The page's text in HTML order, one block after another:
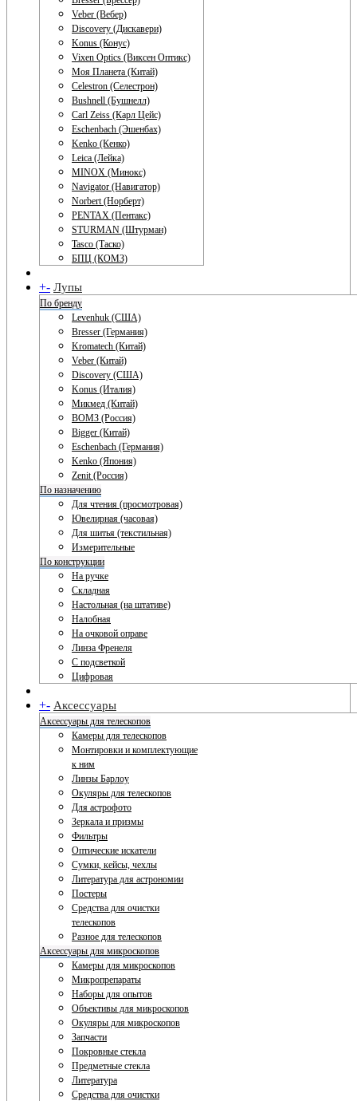
Veber (Вебер)
Discovery (Дискавери)
Konus (Конус)
Vixen Optics (Виксен Оптикс)
Моя Планета (Китай)
Celestron (Селестрон)
Bushnell (Бушнелл)
Carl Zeiss (Карл Цейс)
Eschenbach (Эшенбах)
Kenko (Кенко)
Leica (Лейка)
MINOX (Минокс)
Navigator (Навигатор)
Norbert (Норберт)
PENTAX (Пентакс)
STURMAN (Штурман)
Tasco (Таско)
БПЦ (КОМЗ)
+- Лупы
По бренду
Levenhuk (США)
Bresser (Германия)
Kromatech (Китай)
Veber (Китай)
Discovery (США)
Konus (Италия)
Микмед (Китай)
ВОМЗ (Россия)
Bigger (Китай)
Eschenbach (Германия)
Kenko (Япония)
Zenit (Россия)
По назначению
Для чтения (просмотровая)
Ювелирная (часовая)
Для шитья (текстильная)
Измерительные
По конструкции
На ручке
Складная
Настольная (на штативе)
Налобная
На очковой оправе
Линза Френеля
С подсветкой
Цифровая
+- Аксессуары
Аксессуары для телескопов
Камеры для телескопов
Монтировки и комплектующие
к ним
Линзы Барлоу
Окуляры для телескопов
Для астрофото
Зеркала и призмы
Фильтры
Оптические искатели
Сумки, кейсы, чехлы
Литература для астрономии
Постеры
Средства для очистки
телескопов
Разное для телескопов
Аксессуары для микроскопов
Камеры для микроскопов
Микропрепараты
Наборы для опытов
Объективы для микроскопов
Окуляры для микроскопов
Запчасти
Покровные стекла
Предметные стекла
Литература
Средства для очистки